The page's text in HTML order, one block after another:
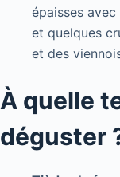
épaisses
et quelques
et des
À quelle
déguster